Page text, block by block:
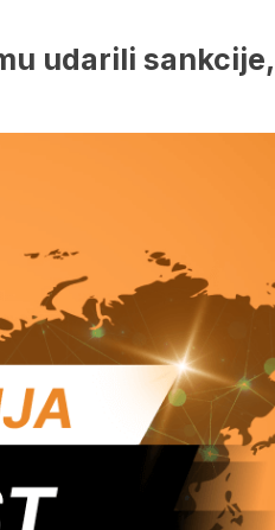
udarili